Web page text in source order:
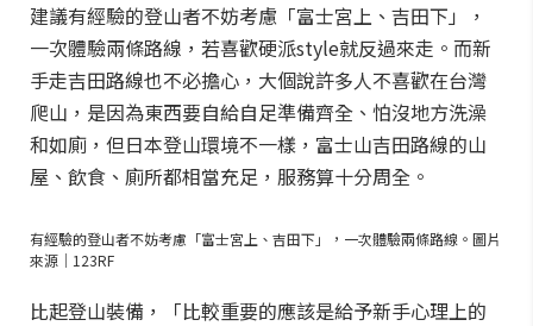
建議有經驗的登山者不妨考慮「富士宮上、吉田下」，
一次體驗兩條路線，若喜歡硬派style就反過來走。而新
手走吉田路線也不必擔心，大個說許多人不喜歡在台灣
爬山，是因為東西要自給自足準備齊全、怕沒地方洗澡
和如廁，但日本登山環境不一樣，富士山吉田路線的山
屋、飲食、廁所都相當充足，服務算十分周全。
有經驗的登山者不妨考慮「富士宮上、吉田下」，一次體驗兩條路線。圖片
來源｜123RF
比起登山裝備，「比較重要的應該是給予新手心理上的